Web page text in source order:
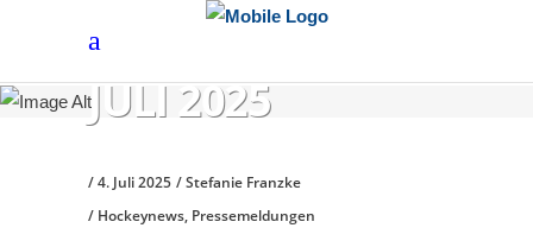
JULI 2025
4. Juli 2025
Stefanie Franzke
Hockeynews, Pressemeldungen